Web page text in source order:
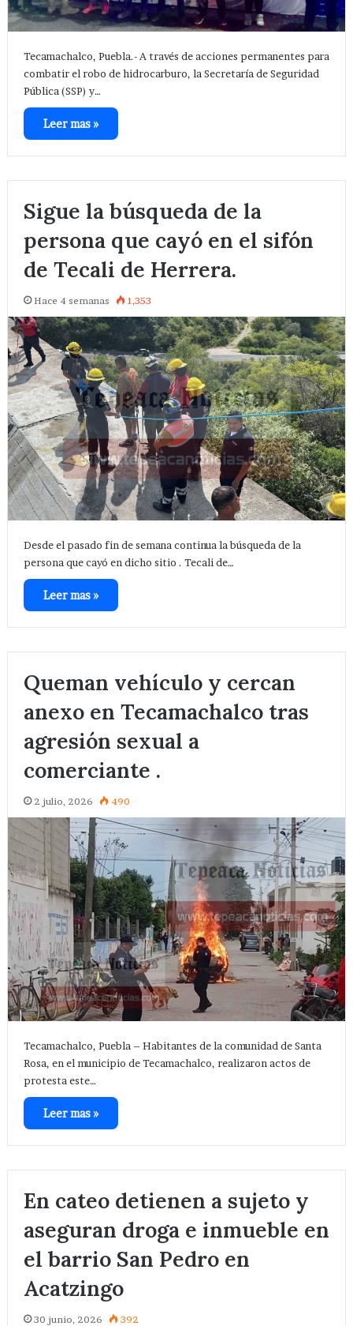
Tecamachalco, Puebla.- A través de acciones permanentes para
combatir el robo de hidrocarburo, la Secretaría de Seguridad
Pública (SSP) y…
Leer mas »
Sigue la búsqueda de la
persona que cayó en el sifón
de Tecali de Herrera.
Hace 4 semanas 1,353
Desde el pasado fin de semana continua la búsqueda de la
persona que cayó en dicho sitio . Tecali de…
Leer mas »
Queman vehículo y cercan
anexo en Tecamachalco tras
agresión sexual a
comerciante .
2 julio, 2026 490
Tecamachalco, Puebla – Habitantes de la comunidad de Santa
Rosa, en el municipio de Tecamachalco, realizaron actos de
protesta este…
Leer mas »
En cateo detienen a sujeto y
aseguran droga e inmueble en
el barrio San Pedro en
Acatzingo
30 junio, 2026 392